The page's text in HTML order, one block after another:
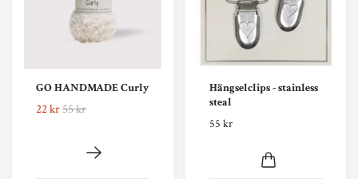
GO HANDMADE Curly
22 kr55 kr
Hängselclips - stainless
steal
55 kr